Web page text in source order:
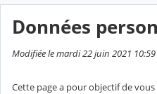
Données
Modifiée le mardi 22 juin 2021 10:59
Cette page a pour objectif de